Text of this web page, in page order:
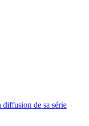
de sa série